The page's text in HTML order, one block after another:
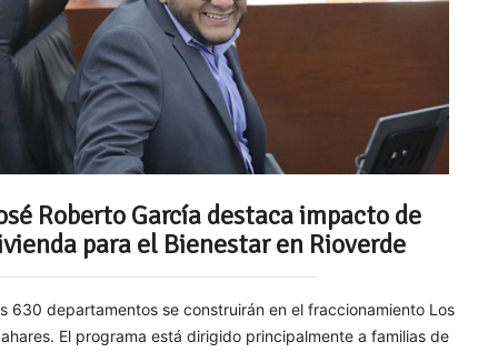
Roberto García destaca impacto de
para el Bienestar en Rioverde
630 departamentos se construirán en el fraccionamiento Los
El programa está dirigido principalmente a familias de